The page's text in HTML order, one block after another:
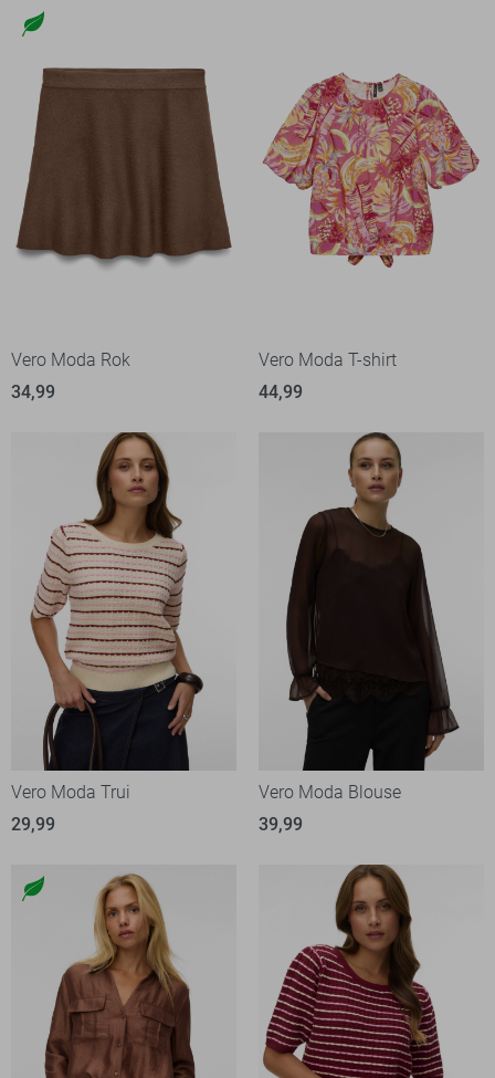
Vero Moda Rok
34,99
Vero Moda T-shirt
44,99
Vero Moda Trui
29,99
Vero Moda Blouse
39,99